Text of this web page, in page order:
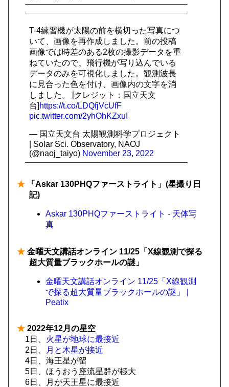
T-4練習機が太陽の前を横切った写真につ
いて、画像を再作成しました。前の投稿
画像では時差のある2枚の撮影データを重
ねていたので、飛行機が写り込んでいる
データのみを可視化しました。観測波長
に見合った色を付け、画像内の文字を消
しました。 [クレジット：国立天文
台] https://t.co/LDQfjVcUfF
pic.twitter.com/2yhOhKZxuI
— 国立天文台 太陽観測科学プロジェクト
| Solar Sci. Observatory, NAOJ
(@naoj_taiyo) November 23, 2022
★ 「Askar 130PHQファーストライト」(星撮り日
記)
Askar 130PHQファーストライト - 天体写
真
★ 金曜天文講話オンライン 11/25「X線観測で探る
超大質量ブラックホールの謎」
金曜天文講話オンライン 11/25「X線観測
で探る超大質量ブラックホールの謎」 |
Peatix
★ 2022年12月の星空
1日、 火星が地球に最接近
2日、
月と木星が接近
4日、海王星が留
5日、ほうおう座流星群が極大
6日、月が天王星に最接近